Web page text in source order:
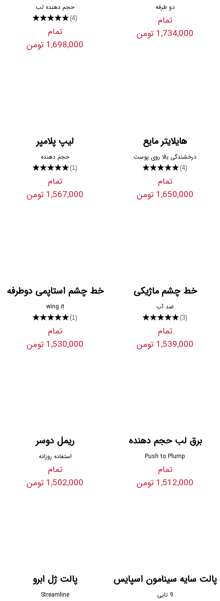
دو طرفه
تمام
1,734,000 تومن
حجم دهنده لب
★★★★★(4)
تمام
1,698,000 تومن
هایلایتر مایع
درخشندگی بالا روی پوست
★★★★★(4)
تمام
1,650,000 تومن
لیپ پلامپر
حجم دهنده
★★★★★(1)
تمام
1,567,000 تومن
خط چشم ماژیکی
ضد آب
★★★★★(3)
تمام
1,539,000 تومن
خط چشم استاپمی دوطرفه
wing it
★★★★★(1)
تمام
1,530,000 تومن
برق لب حجم دهنده
Push to Plump
تمام
1,512,000 تومن
ریمل دوسر
استفاده روزانه
تمام
1,502,000 تومن
پالت سایه سینامون اسپایس
9 تایی
پالت ژل ابرو
Streamline